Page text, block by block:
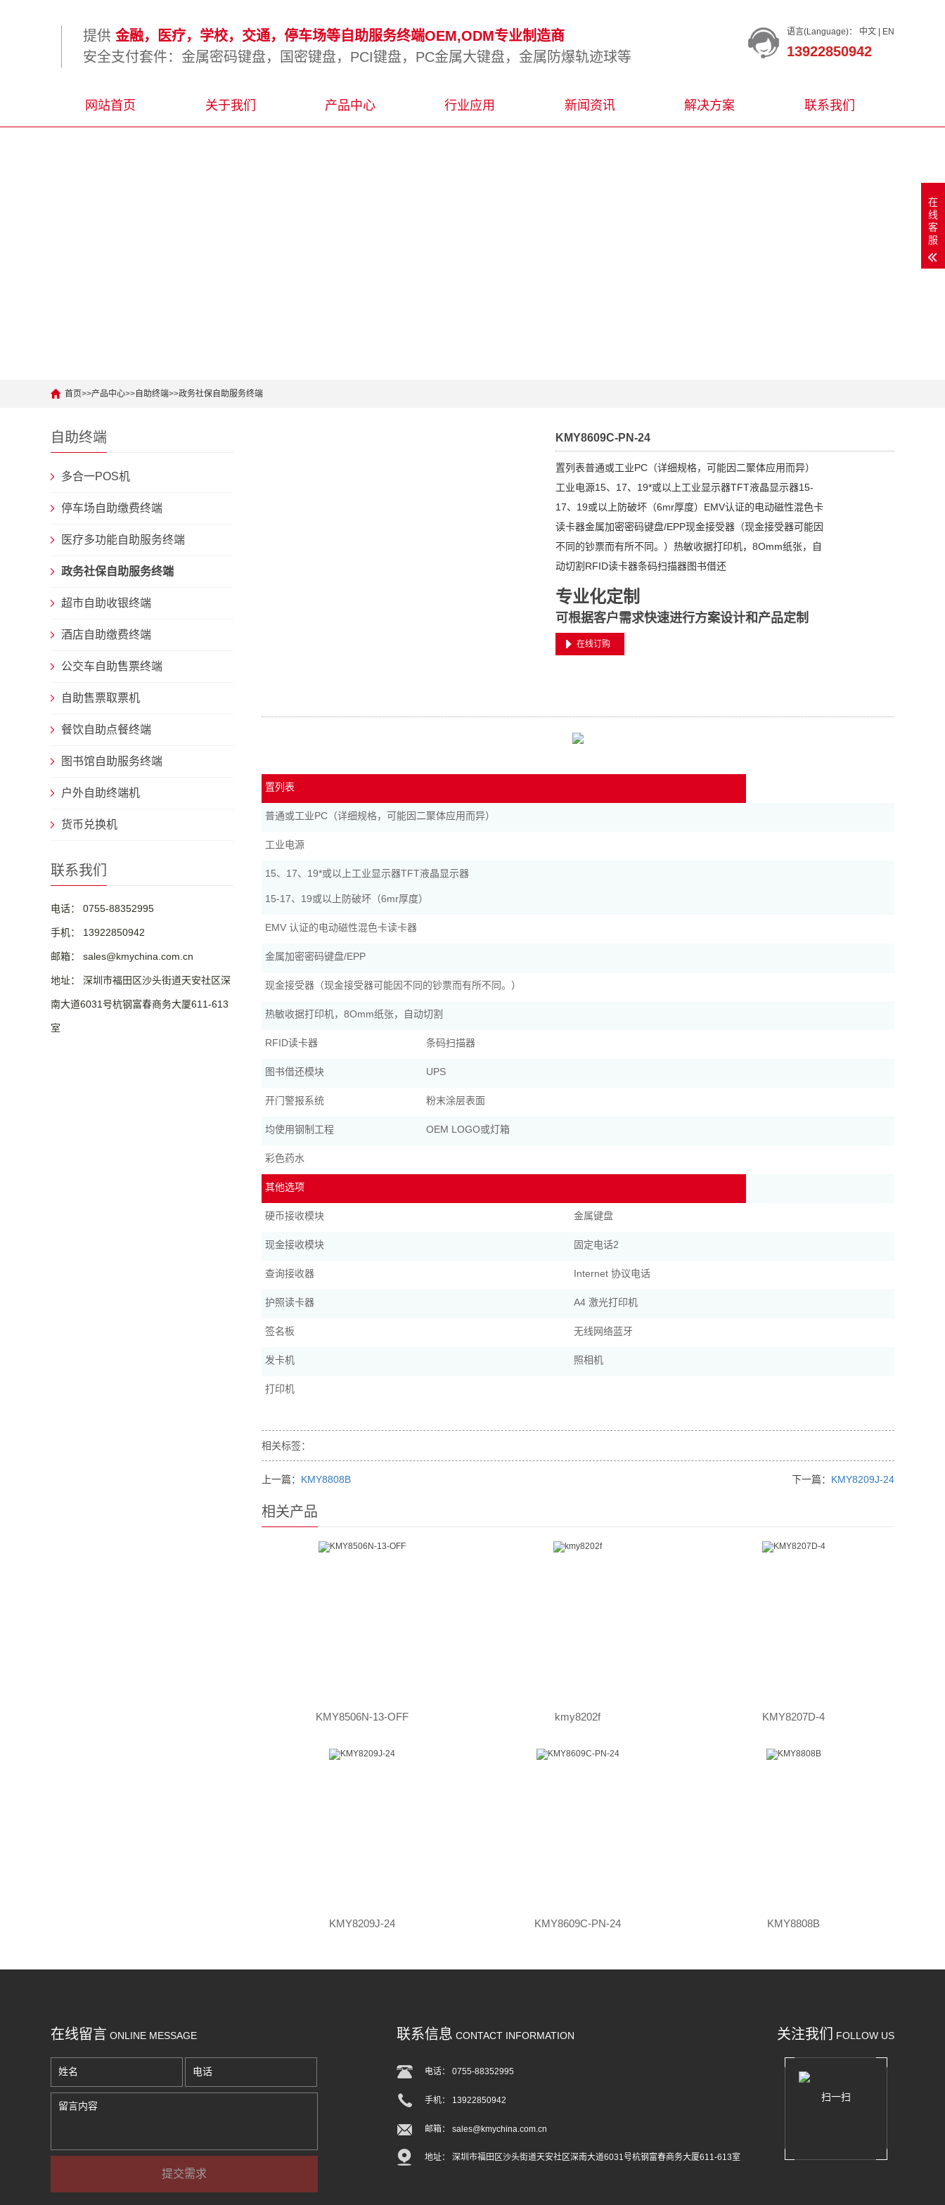
语言(Language)： 中文 EN
13922850942
提供 金融，医疗，学校，交通，停车场等自助服务终端OEM,ODM专业制造商
安全支付套件：金属密码键盘，国密键盘，PCI键盘，PC金属大键盘，金属防爆轨迹球等
网站首页 关于我们 产品中心 行业应用 新闻资讯 解决方案 联系我们
首页>>产品中心>>自助终端>>政务社保自助服务终端
自助终端
多合一POS机
停车场自助缴费终端
医疗多功能自助服务终端
政务社保自助服务终端
超市自助收银终端
酒店自助缴费终端
公交车自助售票终端
自助售票取票机
餐饮自助点餐终端
图书馆自助服务终端
户外自助终端机
货币兑换机
联系我们
电话： 0755-88352995
手机： 13922850942
邮箱： sales@kmychina.com.cn
地址： 深圳市福田区沙头街道天安社区深
南大道6031号杭钢富春商务大厦611-613
室
KMY8609C-PN-24
置列表普通或工业PC（详细规格，可能因二聚体应用而异）
工业电源15、17、19*或以上工业显示器TFT液晶显示器15-
17、19或以上防破坏（6mr厚度）EMV认证的电动磁性混色卡
读卡器金属加密密码键盘/EPP现金接受器（现金接受器可能因
不同的钞票而有所不同。）热敏收据打印机，8Omm纸张，自
动切割RFID读卡器条码扫描器图书借还
专业化定制
可根据客户需求快速进行方案设计和产品定制
在线订购
置列表
普通或工业PC（详细规格，可能因二聚体应用而异）
工业电源
15、17、19*或以上工业显示器TFT液晶显示器
15-17、19或以上防破坏（6mr厚度）
EMV 认证的电动磁性混色卡读卡器
金属加密密码键盘/EPP
现金接受器（现金接受器可能因不同的钞票而有所不同。）
热敏收据打印机，8Omm纸张，自动切割
RFID读卡器 条码扫描器
图书借还模块 UPS
开门警报系统 粉末涂层表面
均使用钢制工程 OEM LOGO或灯箱
彩色药水
其他选项
硬币接收模块 金属键盘
现金接收模块 固定电话2
查询接收器 Internet 协议电话
护照读卡器 A4 激光打印机
签名板 无线网络蓝牙
发卡机 照相机
打印机
相关标签：
上一篇： KMY8808B 下一篇： KMY8209J-24
相关产品
KMY8506N-13-OFF kmy8202f KMY8207D-4
KMY8209J-24 KMY8609C-PN-24 KMY8808B
关注我们 FOLLOW US
扫一扫
在线留言 ONLINE MESSAGE 联系信息 CONTACT INFORMATION
电话： 0755-88352995
手机： 13922850942
邮箱： sales@kmychina.com.cn
地址： 深圳市福田区沙头街道天安社区深南大道6031号杭钢富春商务大厦611-613室
在
线
客
服